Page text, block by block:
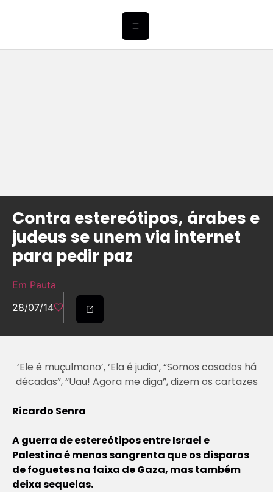
Contra estereótipos, árabes e
judeus se unem via internet
para pedir paz
Em Pauta
28/07/14
‘Ele é muçulmano’, ‘Ela é judia’, “Somos casados há
décadas”, “Uau! Agora me diga”, dizem os cartazes
Ricardo Senra
A guerra de estereótipos entre Israel e
Palestina é menos sangrenta que os disparos
de foguetes na faixa de Gaza, mas também
deixa sequelas.